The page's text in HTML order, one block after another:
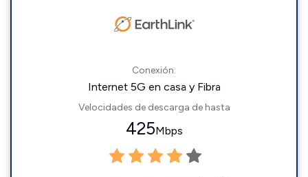
Conexión:
Internet 5G en casa y Fibra
Velocidades de descarga de hasta
425Mbps